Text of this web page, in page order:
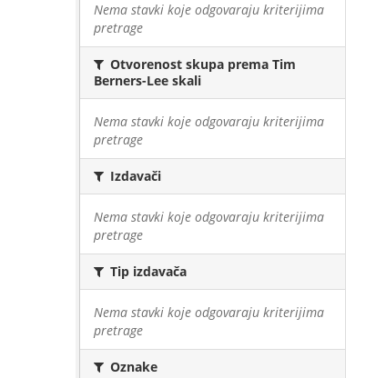
Nema stavki koje odgovaraju kriterijima
pretrage
Otvorenost skupa prema Tim
Berners-Lee skali
Nema stavki koje odgovaraju kriterijima
pretrage
Izdavači
Nema stavki koje odgovaraju kriterijima
pretrage
Tip izdavača
Nema stavki koje odgovaraju kriterijima
pretrage
Oznake